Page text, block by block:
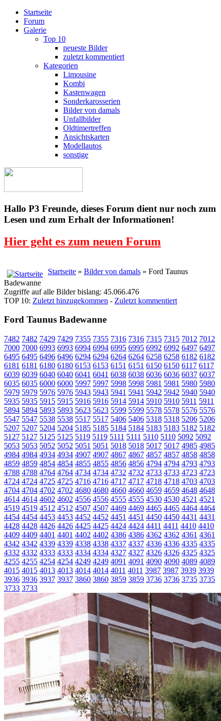
Startseite
Forum
Galerie
Top 10
neueste Bilder
zuletzt kommentiert
Kategorien
Limousine
Kombi
Kastenwagen
Sonderkarosserien
Bilder von damals
Unfallbilder
Oldtimertreffen
Ansichtskarten
Modellautos
sonstige
Hallo P3 Freunde, dieses Forum dient nur noch zum
Lesen und zum Erhalt der Informationen!
Hier geht es zum neuen Forum
Startseite » Bilder von damals » Ford Taunus
Badewanne
Zugriffe auf alle Bilder bislang: 45.066.476
TOP 10: Zuletzt hinzugekommen - Zuletzt kommentiert
Ford Taunus Badewanne
7482 7482 7429 7429 7355 7355 7316 7316 7315 7315 7012 7012
7000 7000 6993 6993 6994 6994 6995 6995 6992 6992 6497 6497
6495 6495 6496 6496 6294 6294 6264 6264 6258 6258 6182 6182
6181 6181 6180 6180 6153 6153 6151 6151 6150 6150 6117 6117
6039 6039 6040 6040 6041 6041 6038 6038 6036 6036 6037 6037
6035 6035 6000 6000 5997 5997 5998 5998 5981 5981 5980 5980
5979 5979 5976 5976 5943 5943 5941 5941 5942 5942 5940 5940
5935 5935 5915 5915 5916 5916 5914 5914 5910 5910 5911 5911
5894 5894 5893 5893 5623 5623 5599 5599 5578 5578 5576 5576
5547 5547 5538 5538 5517 5517 5406 5406 5318 5318 5206 5206
5207 5207 5204 5204 5185 5185 5184 5184 5183 5183 5182 5182
5127 5127 5125 5125 5119 5119 5111 5111 5110 5110 5092 5092
5053 5053 5052 5052 5051 5051 5018 5018 5017 5017 4985 4985
4984 4984 4934 4934 4907 4907 4867 4867 4857 4857 4858 4858
4859 4859 4854 4854 4855 4855 4856 4856 4794 4794 4793 4793
4788 4788 4764 4764 4734 4734 4732 4732 4733 4733 4723 4723
4724 4724 4725 4725 4716 4716 4717 4717 4718 4718 4703 4703
4704 4704 4702 4702 4680 4680 4660 4660 4659 4659 4648 4648
4614 4614 4602 4602 4556 4556 4555 4555 4530 4530 4521 4521
4519 4519 4512 4512 4507 4507 4469 4469 4465 4465 4464 4464
4454 4454 4453 4453 4452 4452 4451 4451 4450 4450 4431 4431
4428 4428 4426 4426 4425 4425 4424 4424 4411 4411 4410 4410
4409 4409 4401 4401 4402 4402 4386 4386 4362 4362 4361 4361
4342 4342 4339 4339 4338 4338 4337 4337 4336 4336 4335 4335
4332 4332 4333 4333 4334 4334 4327 4327 4326 4326 4325 4325
4255 4255 4254 4254 4249 4249 4091 4091 4090 4090 4089 4089
4015 4015 4013 4013 4014 4014 4011 4011 3987 3987 3939 3939
3936 3936 3937 3937 3860 3860 3859 3859 3736 3736 3735 3735
3733 3733